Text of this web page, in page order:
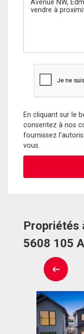
En cliquant sur le
consentez à nos
fournissez
vous.
Propriétés
5608 105